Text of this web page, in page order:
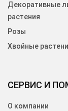
СЕРВИС И
О компании
Декоративные
растения
Розы
Хвойные